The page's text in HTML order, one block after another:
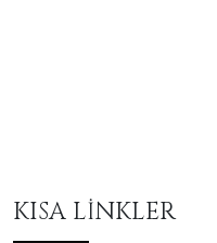
KISA LİNKLER